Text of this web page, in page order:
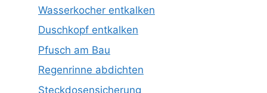
Wasserkocher entkalken
Duschkopf entkalken
Pfusch am Bau
Regenrinne abdichten
Steckdosensicherung